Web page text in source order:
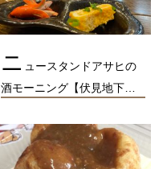
ニ ュースタンドアサヒの
酒モーニング【伏見地下…